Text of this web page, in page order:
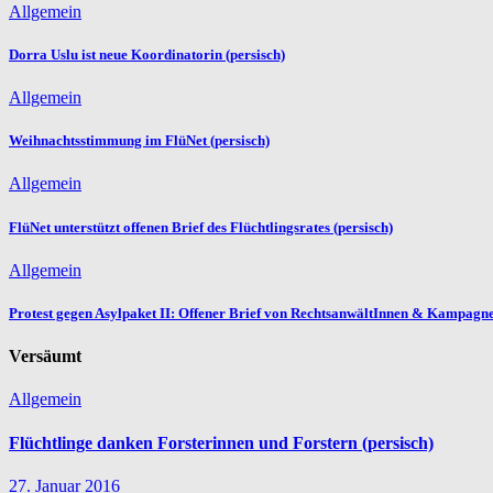
Allgemein
Dorra Uslu ist neue Koordinatorin (persisch)
Allgemein
Weihnachtsstimmung im FlüNet (persisch)
Allgemein
FlüNet unterstützt offenen Brief des Flüchtlingsrates (persisch)
Allgemein
Protest gegen Asylpaket II: Offener Brief von RechtsanwältInnen &
Versäumt
Allgemein
Flüchtlinge danken Forsterinnen und Forstern (persisch)
27. Januar 2016